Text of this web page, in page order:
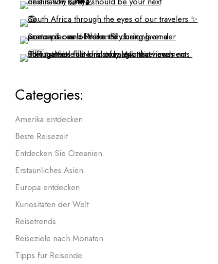
Categories:
Amerika entdecken
Beste Reisezeit
Entdecken Sie Ozeanien
Erstaunliches Asien
Europa entdecken
Kuriositäten der Welt
Reisetrends
Reiseziele nach Monaten
Tipps für Reisende